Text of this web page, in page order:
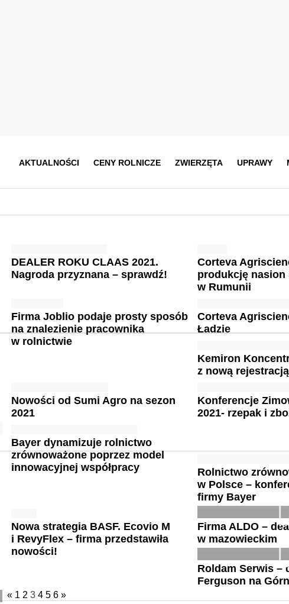
AKTUALNOŚCI CENY ROLNICZE ZWIERZĘTA UPRAWY
DEALER ROKU CLAAS 2021.
Nagroda przyznana – sprawdź!
Corteva
produkcję nasion
w Rumunii
Firma Joblio podaje prosty sposób
na znalezienie pracownika
w rolnictwie
Corteva
Ładzie
Kemiron
z nową rejestracją
Nowości od Sumi Agro na sezon
2021
Konferencje
2021- rzepak i
Bayer dynamizuje rolnictwo
zrównoważone poprzez model
innowacyjnej współpracy
Rolnictwo
w Polsce –
firmy Bayer
Nowa strategia BASF. Ecovio M
i RevyFlex – firma przedstawiła
nowości!
Firma ALDO –
w mazowieckim
Roldam Serwis –
Ferguson na
« 1 2 3 4 5 6 »